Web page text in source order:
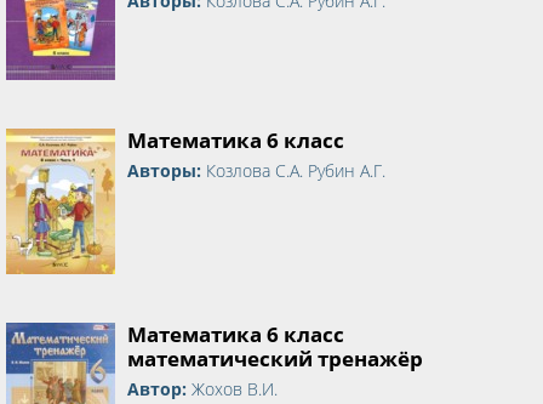
Математика 6 класс
Авторы: Козлова С.А. Рубин А.Г.
Математика 6 класс
математический тренажёр
Автор: Жохов В.И.